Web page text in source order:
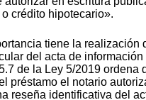
crédito hipotecario».
tiene la realización
del acta de información
de la Ley 5/2019 ordena
préstamo el notario
reseña identificativa del